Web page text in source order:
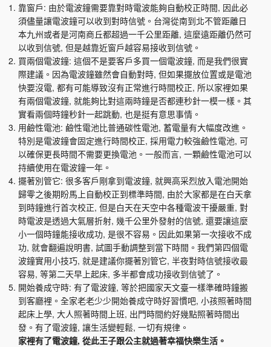
靠窗戶: 由於電波鐘需要靠對時電波能夠自動校正時間, 因此必
須儘量讓電波鐘可以收到對時信號。台灣從南到北不管距離日
本九州或者是河南商丘都超過一千公里距離, 這麼遠距離仍然可
以收到信號, 但是越靠近窗戶越容易接收到信號。
買兩個電波鐘: 這個不是要客戶多買一個電波鐘, 而是我們很實
際建議。因為電波鐘雖然會自動對時, 但如果擺放位置或是電池
快要沒電, 都有可能導致沒有正常進行時間校正, 所以家裡如果
有兩個電波鐘, 就能夠比對這兩時鐘是否都連秒針一模一樣。其
實看兩個時鐘秒針一起跳動, 也是挺有意思事情。
用鹼性電池: 鹼性電池比普通碳性電池, 蓄電量有大幅度改進。
特別是電波鐘會固定進行時間校正, 採用電力較強鹼性電池, 可
以確保更長時間不需要更換電池。一般而言, 一顆鹼性電池可以
持續使用在電波鐘一年。
擺著別管它: 很多客戶剛拿到電波鐘, 就興高采烈放入電池開始
歸零之後期盼馬上自動校正到標準時間, 由於大家都是在白天拿
到時鐘進行首次校正, 但是白天在天空中各種電波干擾嚴重, 對
時電波是透過大氣層折射, 幾千公里外發射的信號, 還要讓這麼
小一個時鐘能接收成功, 是很不容易。因此如果第一次接收不成
功, 就會翻遍說明書, 試圖手動調整到當下時間。我們第四個電
波鐘實用小技巧, 就是建議你擺著別管它, 半夜對時信號接收最
容易, 等第二天早上起床, 多半都會成功接收到信號了。
開始養成守時: 有了電波鐘, 等於把國家天文臺一樣準確時鐘搬
到客廳裡。全家老老少少開始養成守時好習慣吧, 小孩照著時間
起床上學, 大人照著時間上班, 出門時間約好幾點照著時間出
發。有了電波鐘, 讓生活變輕鬆, 一切有規律。
家裡有了電波鐘, 從此王子跟公主就過著幸福快樂生活。